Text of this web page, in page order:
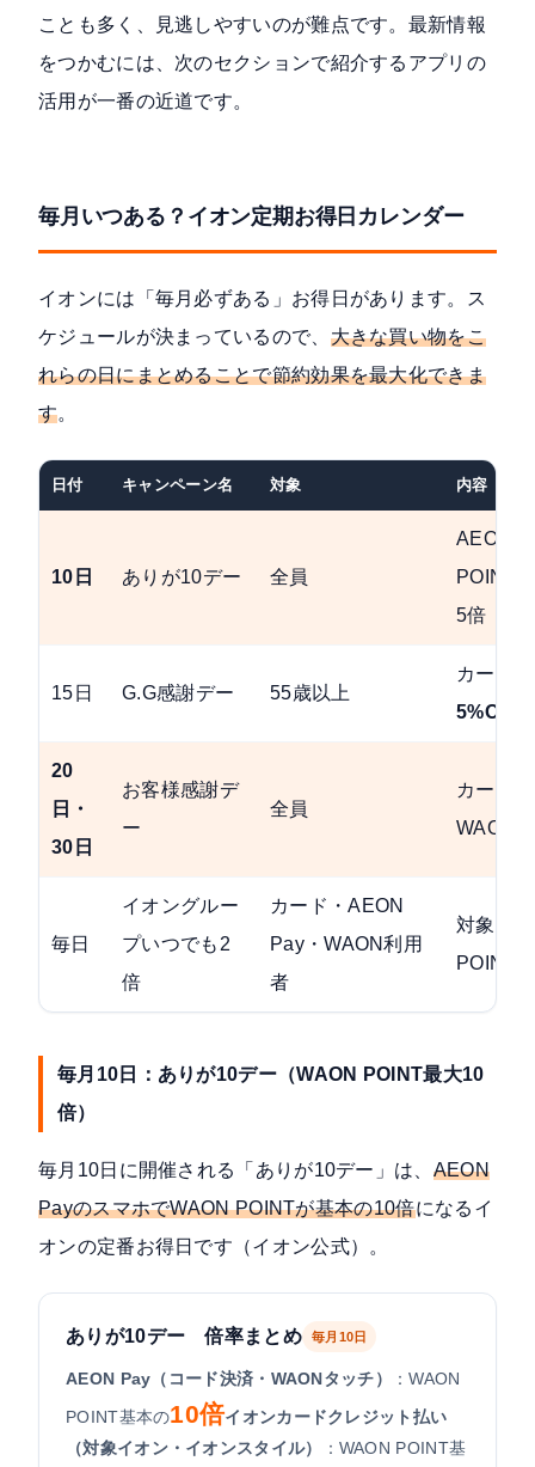
ことも多く、見逃しやすいのが難点です。最新情報
をつかむには、次のセクションで紹介するアプリの
活用が一番の近道です。
毎月いつある？イオン定期お得日カレンダー
イオンには「毎月必ずある」お得日があります。ス
ケジュールが決まっているので、 大きな買い物をこ
れらの日にまとめることで節約効果を最大化できま
す。
日付 キャンペーン名 対象 内容
10日 ありが10デー 全員
AEON
POINT
5倍
15日 G.G感謝デー 55歳以上
カード
5%OFF
20
日・
30日
お客様感謝デ
ー
全員
カード
WAON
毎日
イオングルー
プいつでも2
倍
カード・AEON
Pay・WAON利用
者
対象店
POINT
毎月10日：ありが10デー（WAON POINT最大10
倍）
毎月10日に開催される「ありが10デー」は、 AEON
PayのスマホでWAON POINTが基本の10倍になるイ
オンの定番お得日です（イオン公式）。
ありが10デー 倍率まとめ 毎月10日
AEON Pay（コード決済・WAONタッチ）
：WAON
POINT基本の10倍イオンカードクレジット払い
（対象イオン・イオンスタイル）
：WAON POINT基